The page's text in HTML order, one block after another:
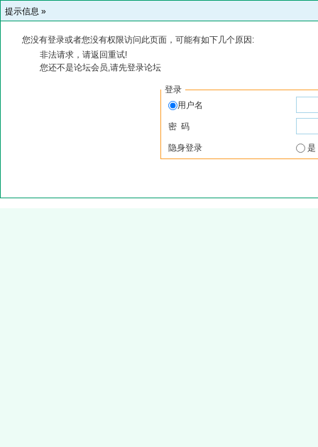
提示信息 »
您没有登录或者您没有权限访问此页面，可能有如下几个原因:
非法请求，请返回重试!
您还不是论坛会员,请先登录论坛
登录
用户名
密 码
隐身登录